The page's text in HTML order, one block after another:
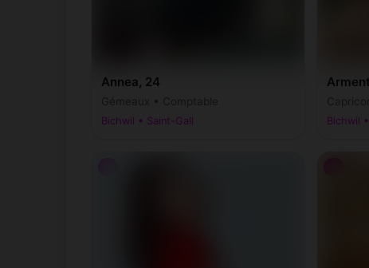
Annea, 24
Bichwil • Saint-Gall Bichwil